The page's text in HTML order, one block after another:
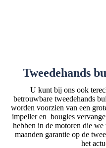
Tweedehands
U kunt bij ons ook
betrouwbare tweedehands
worden voorzien van een
impeller en bougies
hebben in de motoren die
maanden garantie op de
het